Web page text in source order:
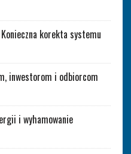
korekta systemu
inwestorom i odbiorcom
i wyhamowanie